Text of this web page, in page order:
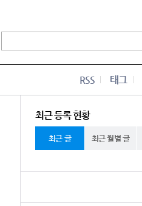
RSS 태그
최근 등록 현황
최근 글 최근 월별 글